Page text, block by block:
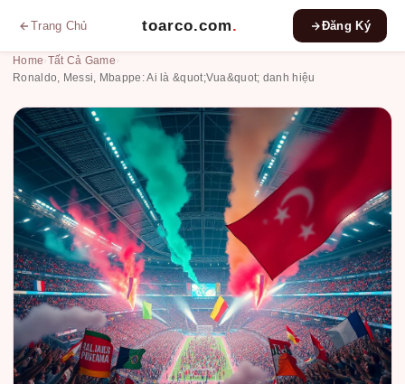
Trang Chủ toarco.com. Đăng Ký
Home Tất Cả Game
Ronaldo, Messi, Mbappe: Ai là &quot;Vua&quot; danh hiệu